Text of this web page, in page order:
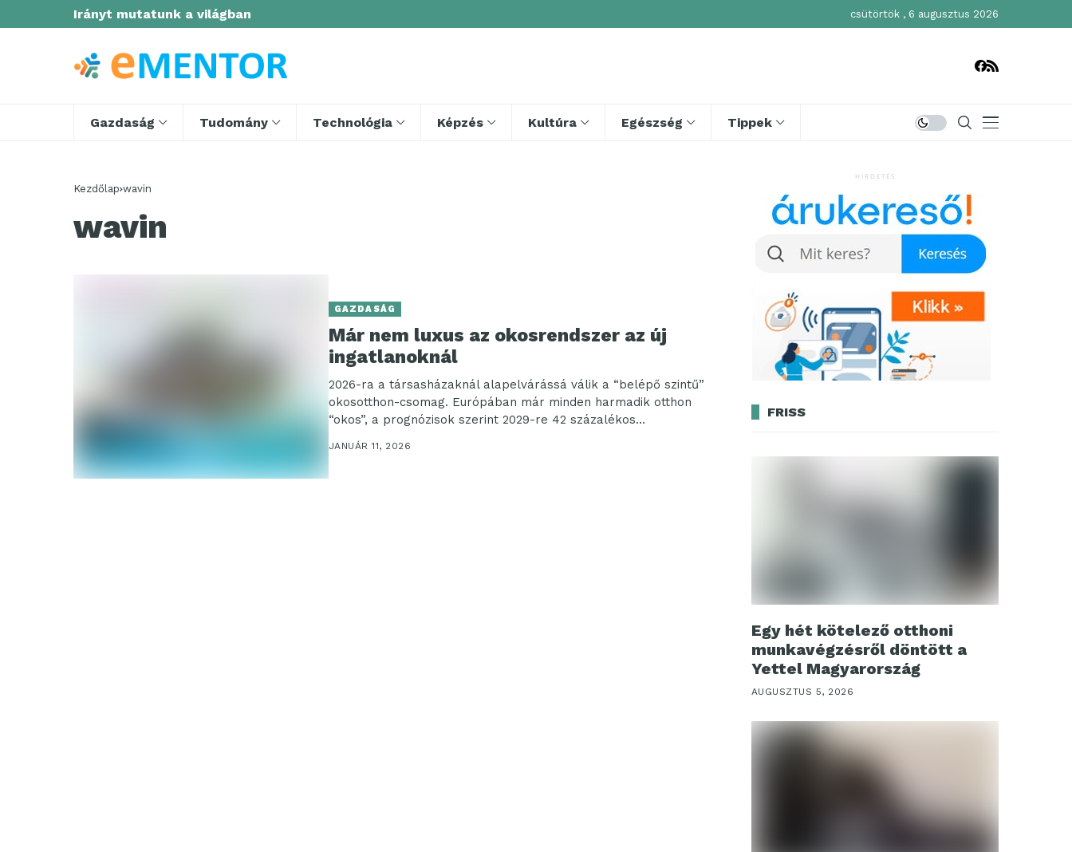
Irányt mutatunk a világban csütörtök , 6 augusztus 2026
Gazdaság Tudomány Technológia Képzés Kultúra Egészség Tippek
Kezdőlap wavin
wavin
GAZDASÁG
Már nem luxus az okosrendszer az új
ingatlanoknál
2026-ra a társasházaknál alapelvárássá válik a “belépő szintű”
okosotthon-csomag. Európában már minden harmadik otthon
“okos”, a prognózisok szerint 2029-re 42 százalékos
penetrációra számíthatunk[1]...
JANUÁR 11, 2026
HIRDETÉS
FRISS
Egy hét kötelező otthoni
munkavégzésről döntött a
Yettel Magyarország
AUGUSZTUS 5, 2026